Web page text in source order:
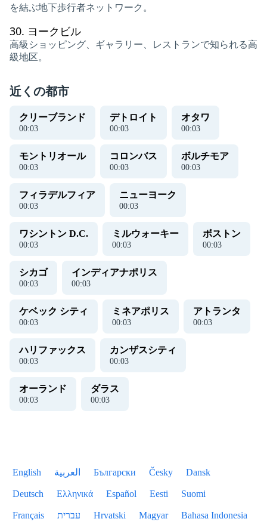
を結ぶ地下歩行者ネットワーク。
30. ヨークビル
高級ショッピング、ギャラリー、レストランで知られる高
級地区。
近くの都市
クリーブランド
00:03
デトロイト
00:03
オタワ
00:03
モントリオール
00:03
コロンバス
00:03
ボルチモア
00:03
フィラデルフィア
00:03
ニューヨーク
00:03
ワシントン D.C.
00:03
ミルウォーキー
00:03
ボストン
00:03
シカゴ
00:03
インディアナポリス
00:03
ケベック シティ
00:03
ミネアポリス
00:03
アトランタ
00:03
ハリファックス
00:03
カンザスシティ
00:03
オーランド
00:03
ダラス
00:03
English العربية Български Česky Dansk
Deutsch Ελληνικά Español Eesti Suomi
Français עברית Hrvatski Magyar Bahasa Indonesia